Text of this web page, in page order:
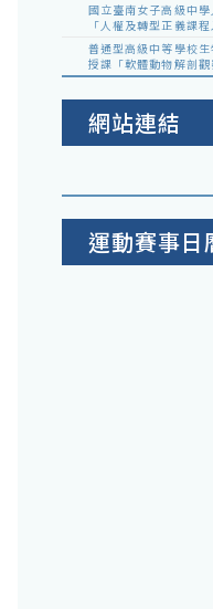
國立臺南女子高級中
「人權及轉型正義課
普通型高級中等學校
授課「軟體動物解剖
網站連結
運動賽事日